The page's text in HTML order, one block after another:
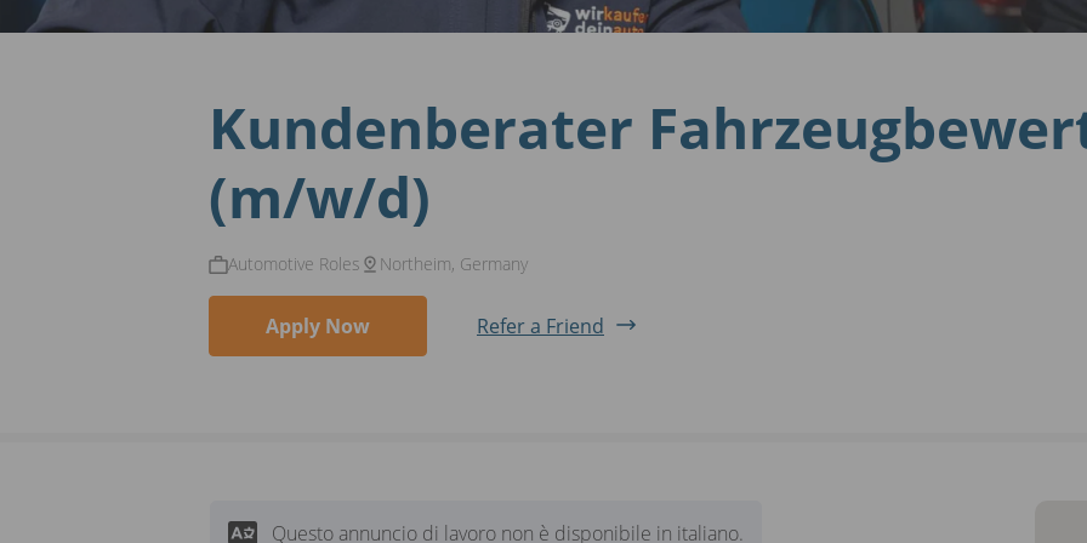
Kundenberater
(m/w/d)
Automotive Roles Northeim, Germany
Apply Now Refer a Friend
Questo annuncio di lavoro non è disponibile in italiano.